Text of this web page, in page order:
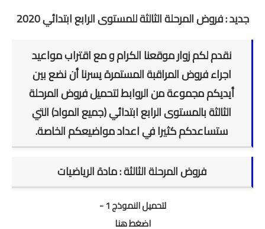
المرحلة الثالثة
الامتحان الموحد الإقليمي
فضاء الأستاذ
وثائق الأستاذ
التوازيع السنوية
التوازيع المرحلية
دلائل بيداغوجية
جديد : فروض المرحلة الثالثة للمستوى الرابع ابتدائي 2020
نقدم لكم زوار موقعنا الكرام و مع اقتراب مواعيد
اجراء فروض المراقبة المستمرة يسرنا أن نضع بين
أيديكم مجموعة من الروابط لتحميل فروض المرحلة
الثالثة بالمستوى الرابع ابتدائي (جميع المواد) التي
ستساعدكم كثيرا في اعداد مواضيعكم الخاصة.
فروض المرحلة الثالثة : مادة الرياضيات
لتحميل النموذج 1 -
اضغط هنا